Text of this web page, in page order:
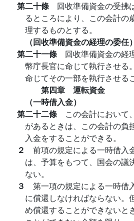
第二十條 回收準備資金の受拂
るところにより、この会計の
理するものとする。
（回收準備資金の経理の委任）
第二十一條 回收準備資金の経
幣庁長官に命じて執行させる
命じてその一部を執行させる
第四章 運転資金
（一時借入金）
第二十二條 この会計において
があるときは、この会計の負
入金をすることができる。
２ 前項の規定による一時借入
は、予算をもつて、国会の議
ない。
３ 第一項の規定による一時借
に償還しなければならない。
め償還することができないと